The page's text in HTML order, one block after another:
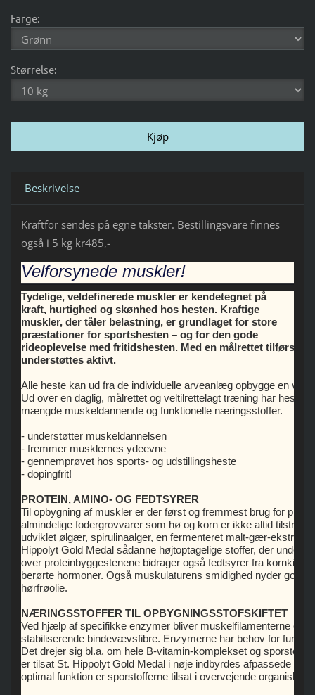
Farge:
Størrelse:
Beskrivelse
Kraftfor sendes på egne takster. Bestillingsvare finnes
også i 5 kg kr485,-
Velforsynede muskler!
Tydelige, veldefinerede muskler er kendetegnet på
kraft, hurtighed og skønhed hos hesten. Kraftige
muskler, der tåler belastning, er grundlaget for store
præstationer for sportshesten – og for den gode
rideoplevelse med fritidshesten. Med en målrettet tilførsel
understøttes aktivt.
Alle heste kan ud fra de individuelle arveanlæg opbygge en
Ud over en daglig, målrettet og veltilrettelagt træning har
mængde muskeldannende og funktionelle næringsstoffer.
- understøtter muskeldannelsen
- fremmer musklernes ydeevne
- gennemprøvet hos sports- og udstillingsheste
- dopingfrit!
PROTEIN, AMINO- OG FEDTSYRER
Til opbygning af muskler er der først og fremmest brug for
almindelige fodergrovvarer som hø og korn er ikke altid
udviklet ølgær, spirulinaalger, en fermenteret malt-gær-ekstrakt,
Hippolyt Gold Medal sådanne højtoptagelige stoffer, der
over proteinbyggestenene bidrager også fedtsyrer fra kornkim
berørte hormoner. Også muskulaturens smidighed nyder godt
hørfrøolie.
NÆRINGSSTOFFER TIL OPBYGNINGSSTOFSKIFTET
Ved hjælp af specifikke enzymer bliver muskelfilamenterne
stabiliserende bindevævsfibre. Enzymerne har behov for
Det drejer sig bl.a. om hele B-vitamin-komplekset og
er tilsat St. Hippolyt Gold Medal i nøje indbyrdes afpassede
optimal funktion er sporstofferne tilsat i overvejende organiske